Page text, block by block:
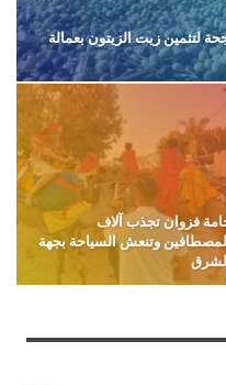
لتثمين زيت الزيتون بعمالة
فزوان تجذب آلاف
وتنعش السياحة بجهة
الشرق